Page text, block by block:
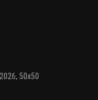
2026, 50x50